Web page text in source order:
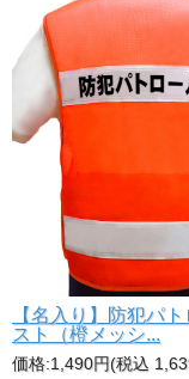
【名入り】防犯パ
スト（橙メッシ...
価格:1,490円(税込